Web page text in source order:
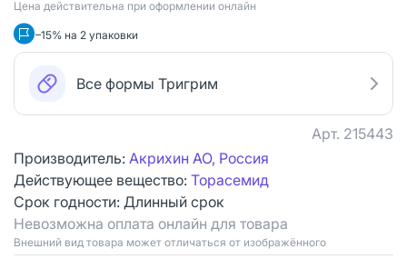
Цена действительна при оформлении онлайн
–15% на 2 упаковки
Все формы Тригрим
Арт. 215443
Производитель: Акрихин АО, Россия
Действующее вещество: Торасемид
Срок годности: Длинный срок
Невозможна оплата онлайн для товара
Bнешний вид товара может отличаться от изображённого